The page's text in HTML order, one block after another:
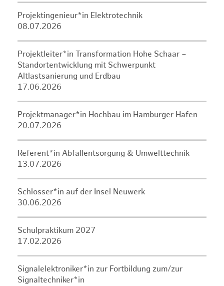
Projektingenieur*in Elektrotechnik
08.07.2026
Projektleiter*in Transformation Hohe Schaar –
Standortentwicklung mit Schwerpunkt
Altlastsanierung und Erdbau
17.06.2026
Projektmanager*in Hochbau im Hamburger Hafen
20.07.2026
Referent*in Abfallentsorgung & Umwelttechnik
13.07.2026
Schlosser*in auf der Insel Neuwerk
30.06.2026
Schulpraktikum 2027
17.02.2026
Signalelektroniker*in zur Fortbildung zum/zur
Signaltechniker*in